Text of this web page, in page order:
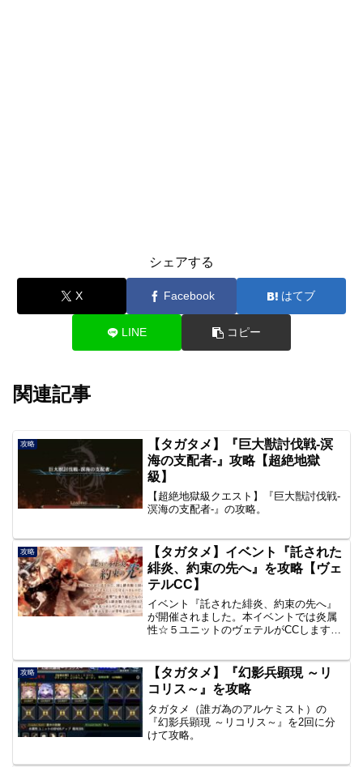
シェアする
X Facebook はてブ
LINE コピー
関連記事
攻略
【タガタメ】『巨大獣討伐戦-溟
海の支配者-』攻略【超絶地獄
級】
【超絶地獄級クエスト】『巨大獣討伐戦-
溟海の支配者-』の攻略。
攻略
【タガタメ】イベント『託された
緋炎、約束の先へ』を攻略【ヴェ
テルCC】
イベント『託された緋炎、約束の先へ』
が開催されました。本イベントでは炎属
性☆５ユニットのヴェテルがCCします。
攻略
【タガタメ】『幻影兵顕現 ～リ
コリス～』を攻略
タガタメ（誰ガ為のアルケミスト）の
『幻影兵顕現 ～リコリス～』を2回に分
けて攻略。